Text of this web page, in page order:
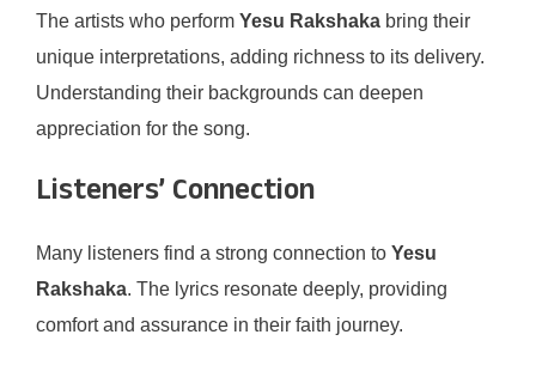
The artists who perform Yesu Rakshaka bring their
unique interpretations, adding richness to its delivery.
Understanding their backgrounds can deepen
appreciation for the song.
Listeners’ Connection
Many listeners find a strong connection to Yesu
Rakshaka. The lyrics resonate deeply, providing
comfort and assurance in their faith journey.